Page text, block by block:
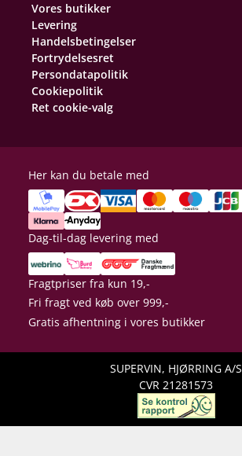
Vores butikker
Levering
Handelsbetingelser
Fortrydelsesret
Persondatapolitik
Cookiepolitik
Ret cookie-valg
Her kan du betale med
Dag-til-dag levering med
Fragtpriser fra kun 19,-
Fri fragt ved køb over 999,-
Gratis afhentning i vores butikker
SUPERVIN, HJØRRING A/S
CVR 21281573